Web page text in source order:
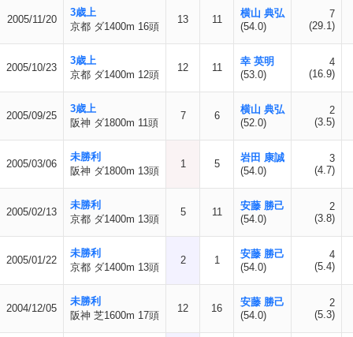
2005/11/20
3歳上
京都 ダ1400m 16頭
13 11
横山 典弘
(54.0)
7
(29.1)
2005/10/23
3歳上
京都 ダ1400m 12頭
12 11
幸 英明
(53.0)
4
(16.9)
2005/09/25
3歳上
阪神 ダ1800m 11頭
7 6
横山 典弘
(52.0)
2
(3.5)
2005/03/06
未勝利
阪神 ダ1800m 13頭
1 5
岩田 康誠
(54.0)
3
(4.7)
2005/02/13
未勝利
京都 ダ1400m 13頭
5 11
安藤 勝己
(54.0)
2
(3.8)
2005/01/22
未勝利
京都 ダ1400m 13頭
2 1
安藤 勝己
(54.0)
4
(5.4)
2004/12/05
未勝利
阪神 芝1600m 17頭
12 16
安藤 勝己
(54.0)
2
(5.3)